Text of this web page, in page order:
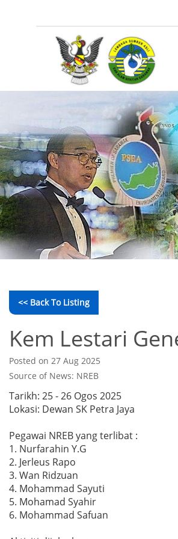
<< Back To Listing
Kem Lestari
Posted on 27 Aug 2025
Source of News: NREB
Tarikh: 25 - 26 Ogos 2025
Lokasi: Dewan SK Petra Jaya
Pegawai NREB yang terlibat :
1. Nurfarahin Y.G
2. Jerleus Rapo
3. Wan Ridzuan
4. Mohammad Sayuti
5. Mohamad Syahir
6. ⁠Mohammad Safuan